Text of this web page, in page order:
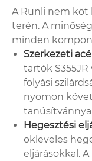
A Runli nem köt
terén. A
minden
Szerkezeti
tartók
folyási
nyomon
Hegesztési
okleveles
eljárásokkal.